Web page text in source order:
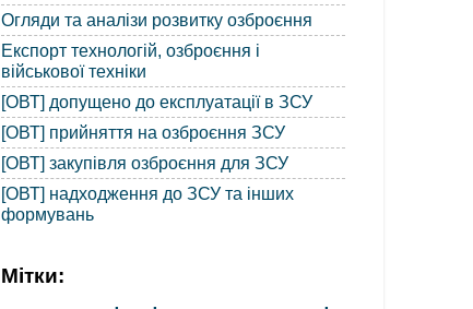
Огляди та аналізи розвитку озброєння
Експорт технологій, озброєння і
військової техніки
[ОВТ] допущено до експлуатації в ЗСУ
[ОВТ] прийняття на озброєння ЗСУ
[ОВТ] закупівля озброєння для ЗСУ
[ОВТ] надходження до ЗСУ та інших
формувань
Мітки: